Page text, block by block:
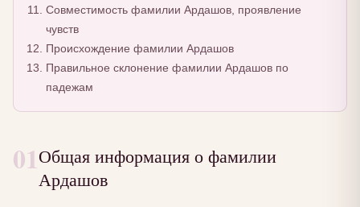
Совместимость фамилии Ардашов, проявление
чувств
Происхождение фамилии Ардашов
Правильное склонение фамилии Ардашов по
падежам
01Общая информация о фамилии
Ардашов